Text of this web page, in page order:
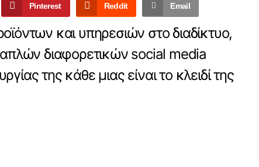
Pinterest Reddit Email
και υπηρεσιών στο διαδίκτυο,
διαφορετικών social media
της κάθε μιας είναι το κλειδί της